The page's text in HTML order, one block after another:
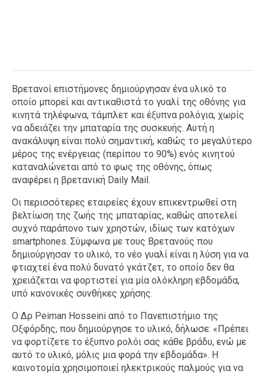
Βρετανοί επιστήμονες δημιούργησαν ένα υλικό το
οποίο μπορεί και αντικαθιστά το γυαλί της οθόνης για
κινητά τηλέφωνα, τάμπλετ και έξυπνα ρολόγια, χωρίς
να αδειάζει την μπαταρία της συσκευής. Αυτή η
ανακάλυψη είναι πολύ σημαντική, καθώς το μεγαλύτερο
μέρος της ενέργειας (περίπου το 90%) ενός κινητού
καταναλώνεται από το φως της οθόνης, όπως
αναφέρει η βρετανική Daily Mail.
Οι περισσότερες εταιρείες έχουν επικεντρωθεί στη
βελτίωση της ζωής της μπαταρίας, καθώς αποτελεί
συχνό παράπονο των χρηστών, ιδίως των κατόχων
smartphones. Σύμφωνα με τους Βρετανούς που
δημιούργησαν το υλικό, το νέο γυαλί είναι η λύση για να
φτιαχτεί ένα πολύ δυνατό γκάτζετ, το οποίο δεν θα
χρειάζεται να φορτιστεί για μία ολόκληρη εβδομάδα,
υπό κανονικές συνθήκες χρήσης.
Ο Δρ Peiman Hosseini από το Πανεπιστήμιο της
Οξφόρδης, που δημιούργησε το υλικό, δήλωσε: «Πρέπει
να φορτίζετε το έξυπνο ρολόι σας κάθε βράδυ, ενώ με
αυτό το υλικό, μόλις μια φορά την εβδομάδα». Η
καινοτομία χρησιμοποιεί ηλεκτρικούς παλμούς για να